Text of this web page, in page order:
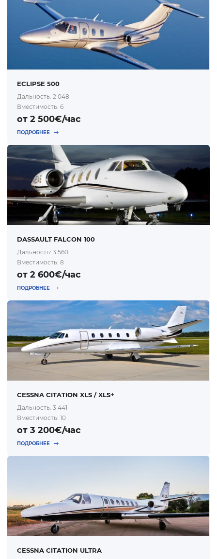
ECLIPSE 500
Дальность: 2 048
Вместимость: 6
от 2 500€/час
ПОДРОБНЕЕ
DASSAULT FALCON 100
Дальность: 3 560
Вместимость: 8
от 2 600€/час
ПОДРОБНЕЕ
CESSNA CITATION XLS / XLS+
Дальность: 3 441
Вместимость: 10
от 3 200€/час
ПОДРОБНЕЕ
CESSNA CITATION ULTRA